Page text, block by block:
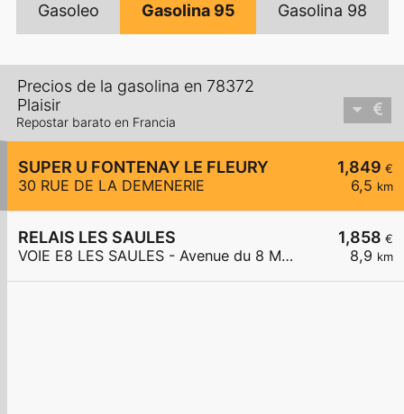
Gasoleo Gasolina 95 Gasolina 98
Precios de la gasolina en 78372
Plaisir
Repostar barato en Francia
1,849 €
6,5 km
SUPER U FONTENAY LE FLEURY
30 RUE DE LA DEMENERIE
1,858 €
8,9 km
RELAIS LES SAULES
VOIE E8 LES SAULES - Avenue du 8 Mai 1945